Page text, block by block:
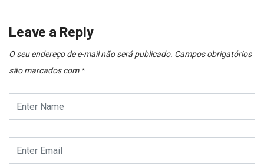
Leave a Reply
O seu endereço de e-mail não será publicado. Campos obrigatórios
são marcados com *